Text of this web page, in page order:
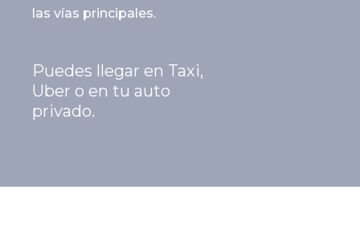
las vías principales.
Puedes llegar en Taxi,
Uber o en tu auto
privado.